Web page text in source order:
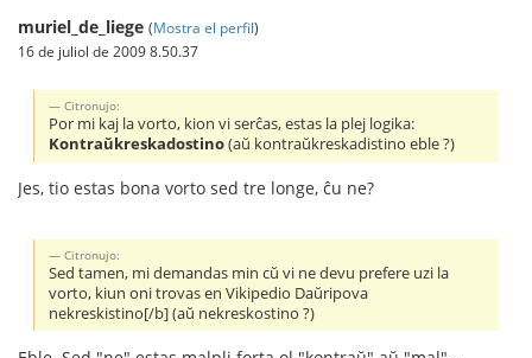
muriel_de_liege (Mostra el perfil)
16 de juliol de 2009 8.50.37
Citronujo:
Por mi kaj la vorto, kion vi serĉas, estas la plej logika:
Kontraŭkreskadostino(aŭ kontraŭkreskadistino eble ?)
Jes, tio estas bona vorto sed tre longe, ĉu ne?
Citronujo:
Sed tamen, mi demandas min cŭ vi ne devu prefere uzi la
vorto, kiun oni trovas en Vikipedio Daŭripova
nekreskistino[/b] (aŭ nekreskostino ?)